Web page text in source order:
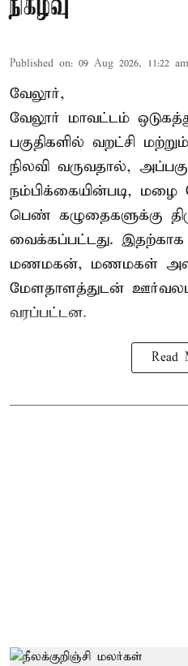
நிகழ்வு
Published on: 09 Aug 2026, 11:22 am
வேலூர்,
வேலூர் மாவட்டம்
பகுதிகளில் வறட்சி
நிலவி வருவதால்,
நம்பிக்கையின்படி,
பெண் கழுதைகளுக்கு
வைக்கப்பட்டது.
மணமகன், மணமகள்
மேளதாளத்துடன்
வரப்பட்டன.
Read